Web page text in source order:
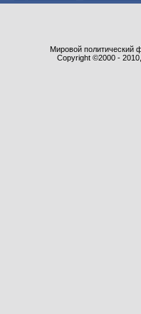
Мировой политический
Copyright ©2000 -